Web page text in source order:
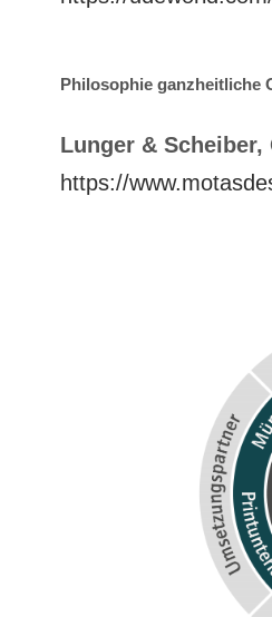
Philosophie ganzheitliche
Lunger &
https://